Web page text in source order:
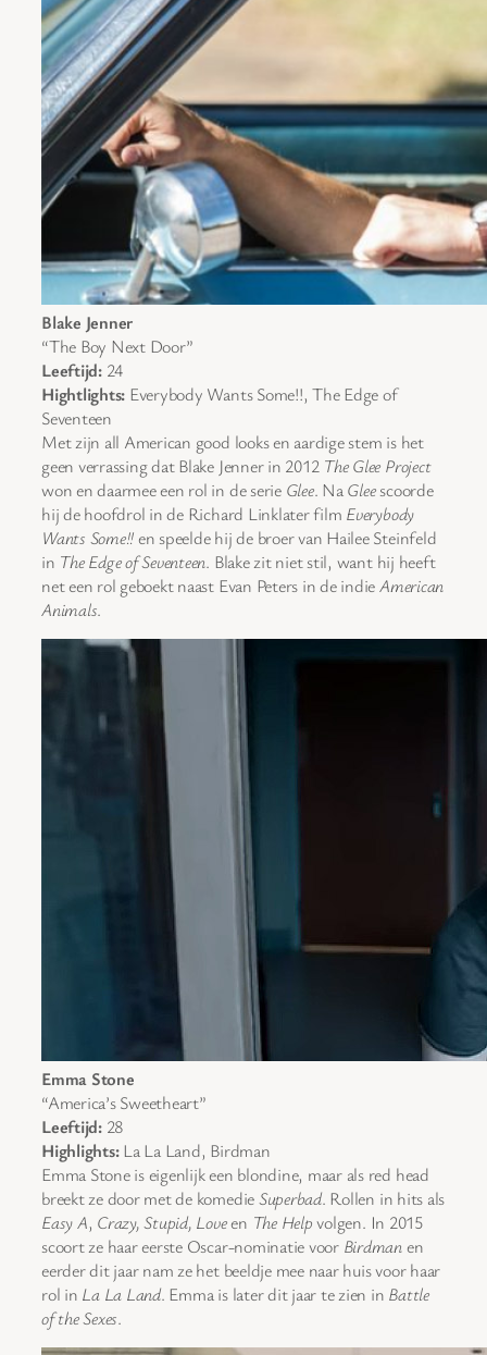
Blake Jenner
“The Boy Next Door”
Leeftijd:24
Hightlights: Everybody Wants Some!!, The Edge of
Seventeen
Met zijn all American good looks en aardige stem is het
geen verrassing dat Blake Jenner in 2012 The Glee Project
won en daarmee een rol in de serie Glee. NaGleescoorde
hij de hoofdrol in de Richard Linklater film Everybody
Wants Some!!en speelde hij de broer van Hailee Steinfeld
in The Edge of Seventeen. Blake zit niet stil, want hij heeft
net een rol geboekt naast Evan Peters in de indieAmerican
Animals.
Emma Stone
“America’s Sweetheart”
Leeftijd:28
Highlights:La La Land, Birdman
Emma Stone is eigenlijk een blondine, maar als red head
breekt ze door met de komedieSuperbad. Rollen in hits als
Easy A, Crazy, Stupid, Loveen The Helpvolgen. In 2015
scoort ze haar eerste Oscar-nominatie voor Birdmanen
eerder dit jaar nam ze het beeldje mee naar huis voor haar
rol in La La Land. Emma is later dit jaar te zien in Battle
of the Sexes.